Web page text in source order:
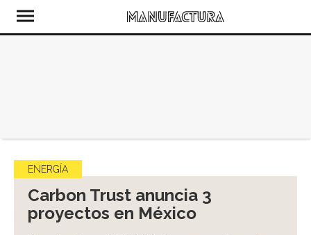
ENERGÍA
Carbon Trust anuncia 3
proyectos en México